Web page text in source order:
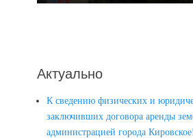
Актуально
К сведению физических и
заключивших договора аренды
администрацией города Кировское!